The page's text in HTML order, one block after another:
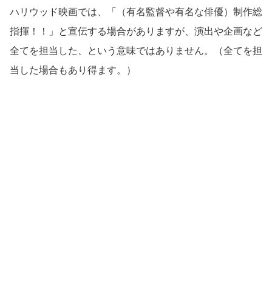
ハリウッド映画では、「（有名監督や有名な俳優）制作総
指揮！！」と宣伝する場合がありますが、演出や企画など
全てを担当した、という意味ではありません。（全てを担
当した場合もあり得ます。）